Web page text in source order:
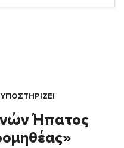
Ήπατος